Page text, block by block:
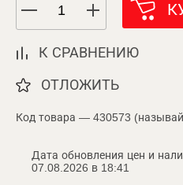
К СРАВНЕНИЮ
ОТЛОЖИТЬ
Код товара — 430573
Дата обновления цен и
07.08.2026 в 18:41